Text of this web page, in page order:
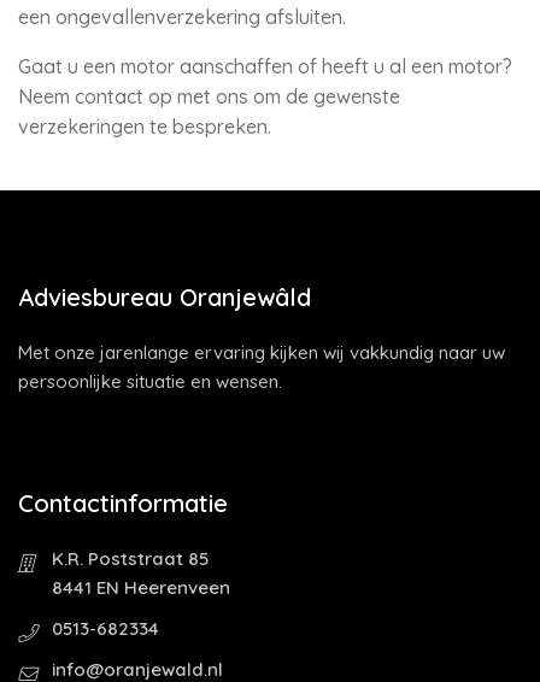
een ongevallenverzekering afsluiten.
Gaat u een motor aanschaffen of heeft u al een motor?
Neem contact op met ons om de gewenste
verzekeringen te bespreken.
Adviesbureau Oranjewâld
Met onze jarenlange ervaring kijken wij vakkundig naar uw
persoonlijke situatie en wensen.
Contactinformatie
K.R. Poststraat 85
8441 EN Heerenveen
0513-682334
info@oranjewald.nl